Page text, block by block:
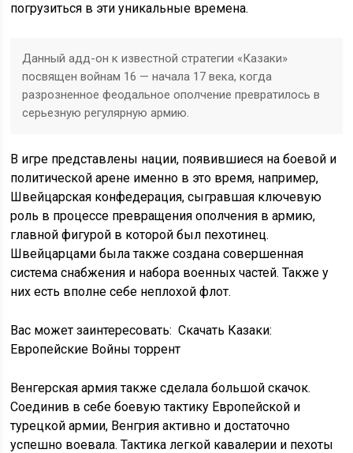
погрузиться в эти уникальные времена.
Данный адд-он к известной стратегии «Казаки»
посвящен войнам 16 — начала 17 века, когда
разрозненное феодальное ополчение превратилось в
серьезную регулярную армию.
В игре представлены нации, появившиеся на боевой и
политической арене именно в это время, например,
Швейцарская конфедерация, сыгравшая ключевую
роль в процессе превращения ополчения в армию,
главной фигурой в которой был пехотинец.
Швейцарцами была также создана совершенная
система снабжения и набора военных частей. Также у
них есть вполне себе неплохой флот.
Вас может заинтересовать: Скачать Казаки:
Европейские Войны торрент
Венгерская армия также сделала большой скачок.
Соединив в себе боевую тактику Европейской и
турецкой армии, Венгрия активно и достаточно
успешно воевала. Тактика легкой кавалерии и пехоты